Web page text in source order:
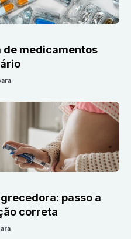
de medicamentos
passo a
correta